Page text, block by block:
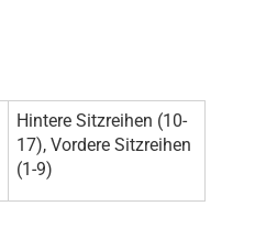
Hintere Sitzreihen (10-
17), Vordere Sitzreihen
(1-9)